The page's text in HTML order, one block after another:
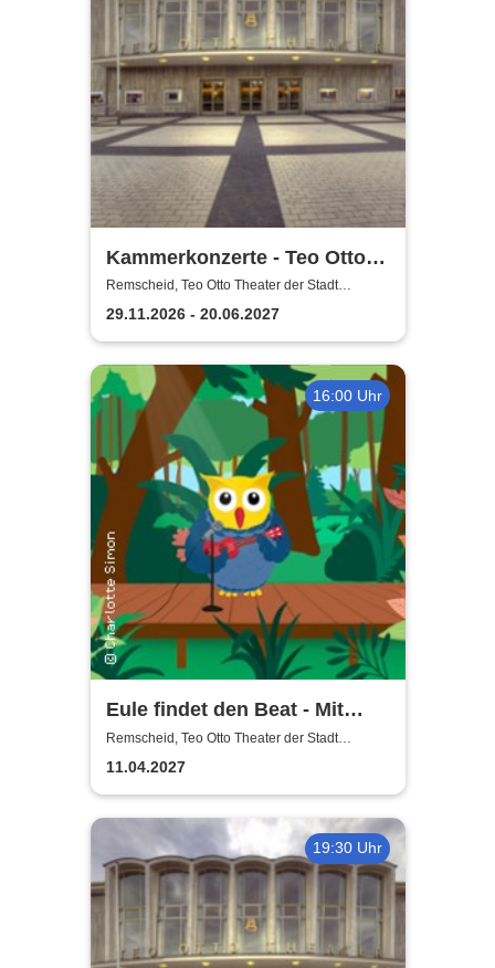
Kammerkonzerte - Teo Otto
Theater der Stadt Remscheid
Remscheid, Teo Otto Theater der Stadt
Remscheid
29.11.2026 - 20.06.2027
16:00 Uhr
Eule findet den Beat - Mit
Gefühl
Remscheid, Teo Otto Theater der Stadt
Remscheid
11.04.2027
19:30 Uhr